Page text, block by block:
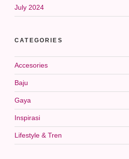
July 2024
CATEGORIES
Accesories
Baju
Gaya
Inspirasi
Lifestyle & Tren